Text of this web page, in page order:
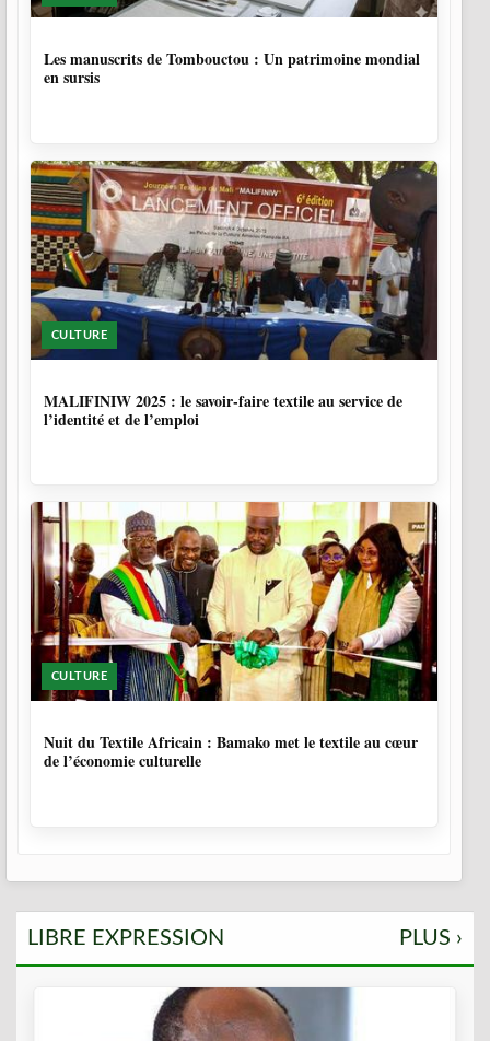
Les manuscrits de Tombouctou : Un patrimoine mondial
en sursis
CULTURE
MALIFINIW 2025 : le savoir-faire textile au service de
l’identité et de l’emploi
CULTURE
Nuit du Textile Africain : Bamako met le textile au cœur
de l’économie culturelle
LIBRE EXPRESSION PLUS ›